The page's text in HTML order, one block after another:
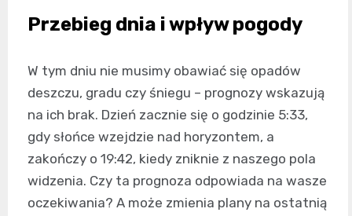
Przebieg dnia i wpływ pogody
W tym dniu nie musimy obawiać się opadów
deszczu, gradu czy śniegu – prognozy wskazują
na ich brak. Dzień zacznie się o godzinie 5:33,
gdy słońce wzejdzie nad horyzontem, a
zakończy o 19:42, kiedy zniknie z naszego pola
widzenia. Czy ta prognoza odpowiada na wasze
oczekiwania? A może zmienia plany na ostatnią